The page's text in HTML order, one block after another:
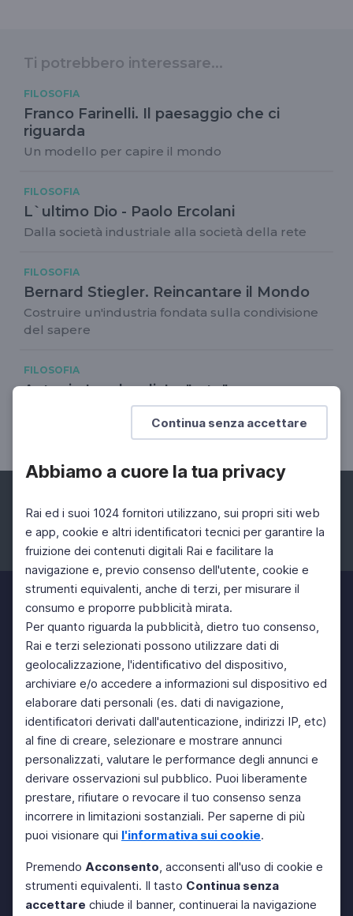
Continua senza accettare
Abbiamo a cuore la tua privacy
Rai ed i suoi 1024 fornitori utilizzano, sui propri siti web
e app, cookie e altri identificatori tecnici per garantire la
fruizione dei contenuti digitali Rai e facilitare la
navigazione e, previo consenso dell'utente, cookie e
strumenti equivalenti, anche di terzi, per misurare il
consumo e proporre pubblicità mirata.
Per quanto riguarda la pubblicità, dietro tuo consenso,
Rai e terzi selezionati possono utilizzare dati di
geolocalizzazione, l'identificativo del dispositivo,
archiviare e/o accedere a informazioni sul dispositivo ed
elaborare dati personali (es. dati di navigazione,
identificatori derivati dall'autenticazione, indirizzi IP, etc)
al fine di creare, selezionare e mostrare annunci
personalizzati, valutare le performance degli annunci e
derivare osservazioni sul pubblico. Puoi liberamente
prestare, rifiutare o revocare il tuo consenso senza
incorrere in limitazioni sostanziali. Per saperne di più
puoi visionare qui l'informativa sui cookie.
Premendo Acconsento, acconsenti all'uso di cookie e
strumenti equivalenti. Il tasto Continua senza
accettare chiude il banner, continuerai la navigazione
Ti potrebbero interessare...
FILOSOFIA
Franco Farinelli. Il paesaggio che ci
riguarda
Un modello per capire il mondo
FILOSOFIA
L`ultimo Dio - Paolo Ercolani
Dalla società industriale alla società della rete
FILOSOFIA
Bernard Stiegler. Reincantare il Mondo
Costruire un'industria fondata sulla condivisione
del sapere
FILOSOFIA
Antonio Lombardi. La "rete"
dell'intelligenza
La potenza delle connessioni
Facebook Instagram Twitter